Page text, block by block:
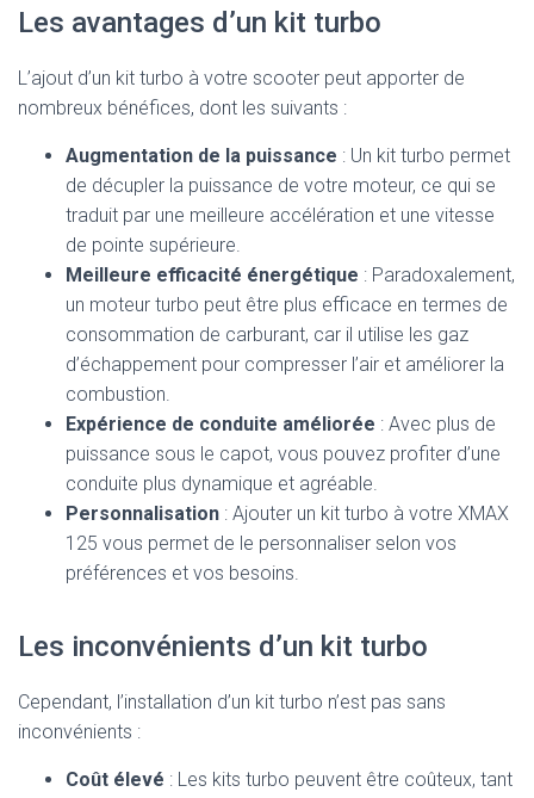
Les avantages d’un kit turbo
L’ajout d’un kit turbo à votre scooter peut apporter de
nombreux bénéfices, dont les suivants :
Augmentation de la puissance : Un kit turbo permet
de décupler la puissance de votre moteur, ce qui se
traduit par une meilleure accélération et une vitesse
de pointe supérieure.
Meilleure efficacité énergétique : Paradoxalement,
un moteur turbo peut être plus efficace en termes de
consommation de carburant, car il utilise les gaz
d’échappement pour compresser l’air et améliorer la
combustion.
Expérience de conduite améliorée : Avec plus de
puissance sous le capot, vous pouvez profiter d’une
conduite plus dynamique et agréable.
Personnalisation : Ajouter un kit turbo à votre XMAX
125 vous permet de le personnaliser selon vos
préférences et vos besoins.
Les inconvénients d’un kit turbo
Cependant, l’installation d’un kit turbo n’est pas sans
inconvénients :
Coût élevé : Les kits turbo peuvent être coûteux, tant